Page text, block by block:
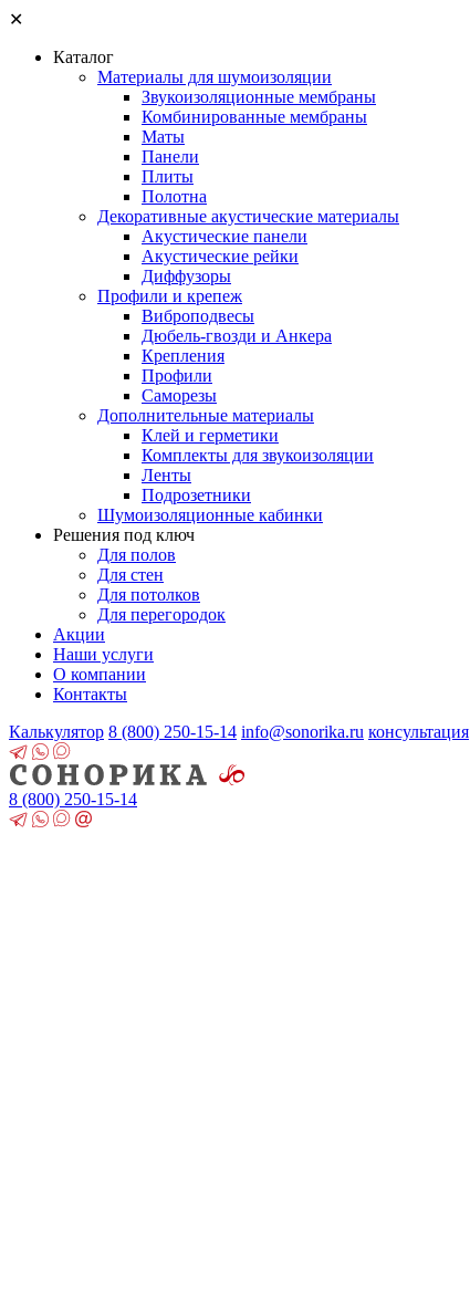
✕
Каталог
Материалы для шумоизоляции
Звукоизоляционные мембраны
Комбинированные мембраны
Маты
Панели
Плиты
Полотна
Декоративные акустические материалы
Акустические панели
Акустические рейки
Диффузоры
Профили и крепеж
Виброподвесы
Дюбель-гвозди и Анкера
Крепления
Профили
Саморезы
Дополнительные материалы
Клей и герметики
Комплекты для звукоизоляции
Ленты
Подрозетники
Шумоизоляционные кабинки
Решения под ключ
Для полов
Для стен
Для потолков
Для перегородок
Акции
Наши услуги
О компании
Контакты
Калькулятор 8 (800) 250-15-14 info@sonorika.ru консультация
8 (800) 250-15-14